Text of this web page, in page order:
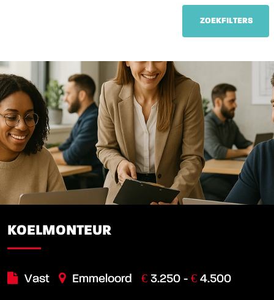
ZOEKFILTERS
KOELMONTEUR
Vast Emmeloord € 3.250 - € 4.500